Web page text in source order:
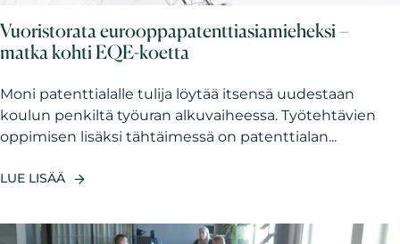
Vuoristorata eurooppapatenttiasiamieheksi –
matka kohti EQE-koetta
Moni patenttialalle tulija löytää itsensä uudestaan
koulun penkiltä työuran alkuvaiheessa. Työtehtävien
oppimisen lisäksi tähtäimessä on patenttialan...
LUE LISÄÄ